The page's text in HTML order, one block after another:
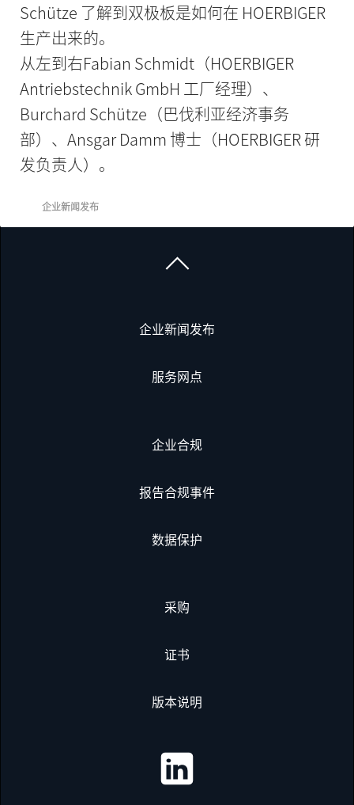
Schütze 了解到双极板是如何在 HOERBIGER
生产出来的。
从左到右Fabian Schmidt（HOERBIGER
Antriebstechnik GmbH 工厂经理）、
Burchard Schütze（巴伐利亚经济事务
部）、Ansgar Damm 博士（HOERBIGER 研
发负责人）。
企业新闻发布
企业新闻发布
服务网点
企业合规
报告合规事件
数据保护
采购
证书
版本说明